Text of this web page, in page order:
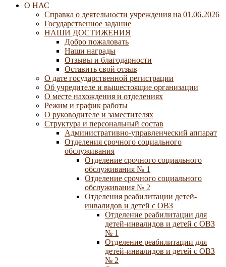
О НАС
Справка о деятельности учреждения на 01.06.2026
Государственное задание
НАШИ ДОСТИЖЕНИЯ
Добро пожаловать
Наши награды
Отзывы и благодарности
Оставить свой отзыв
О дате государственной регистрации
Об учредителе и вышестоящие организации
О месте нахождения и отделениях
Режим и график работы
О руководителе и заместителях
Структура и персональный состав
Административно-управленческий аппарат
Отделения срочного социального
обслуживания
Отделение срочного социального
обслуживания № 1
Отделение срочного социального
обслуживания № 2
Отделения реабилитации детей-
инвалидов и детей с ОВЗ
Отделение реабилитации для
детей-инвалидов и детей с ОВЗ
№ 1
Отделение реабилитации для
детей-инвалидов и детей с ОВЗ
№ 2